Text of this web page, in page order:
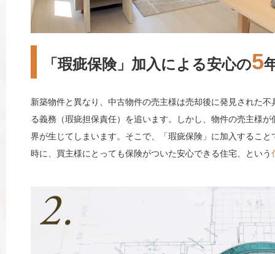
「瑕疵保険」加入による安心の5
新築物件と異なり、中古物件の売主様は売却後に発見された
る義務（瑕疵担保責任）を追います。しかし、物件の売主様
界が生じてしまいます。そこで、「瑕疵保険」に加入すること
時に、買主様にとっても保険がついた安心できる住宅、という